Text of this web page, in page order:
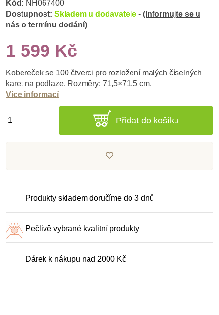
Kód: NH067400
Dostupnost: Skladem u dodavatele - (Informujte se u
nás o termínu dodání)
1 599 Kč
Kobereček se 100 čtverci pro rozložení malých číselných
karet na podlaze. Rozměry: 71,5×71,5 cm.
Více informací
Přidat do košíku
Produkty skladem doručíme do 3 dnů
Pečlivě vybrané kvalitní produkty
Dárek k nákupu nad 2000 Kč